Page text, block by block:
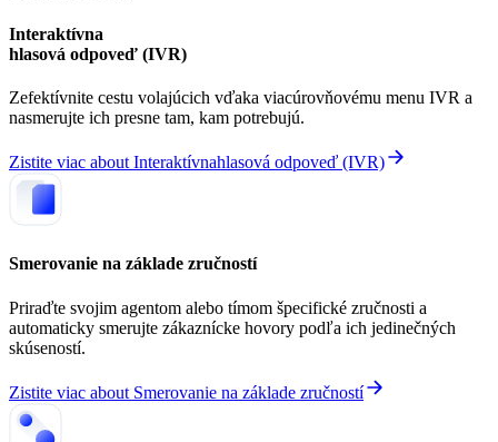
Interaktívna
hlasová odpoveď (IVR)
Zefektívnite cestu volajúcich vďaka viacúrovňovému menu IVR a
nasmerujte ich presne tam, kam potrebujú.
Zistite viac about Interaktívnahlasová odpoveď (IVR)
Smerovanie na základe zručností
Priraďte svojim agentom alebo tímom špecifické zručnosti a
automaticky smerujte zákaznícke hovory podľa ich jedinečných
skúseností.
Zistite viac about Smerovanie na základe zručností